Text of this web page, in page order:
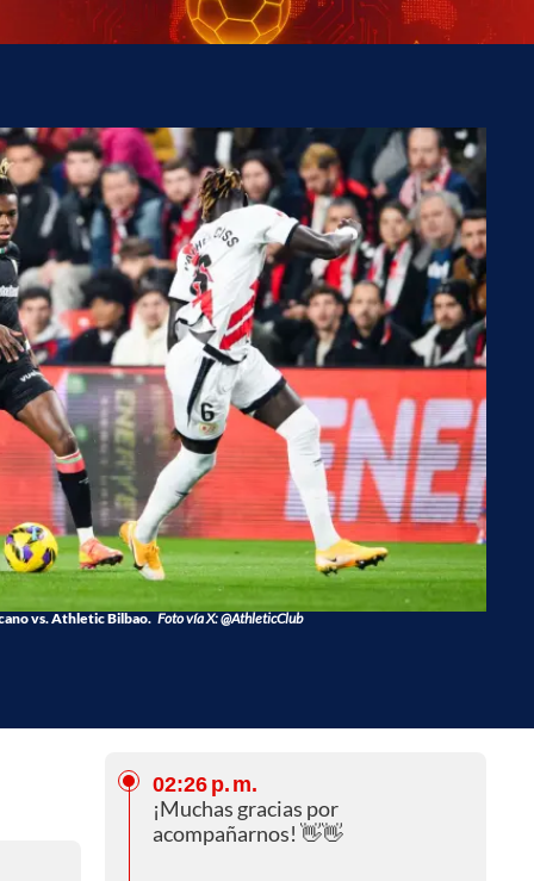
vs. Athletic Bilbao. Foto vía X: @AthleticClub
02:26 p. m.
¡Muchas gracias por
acompañarnos! 👋👋